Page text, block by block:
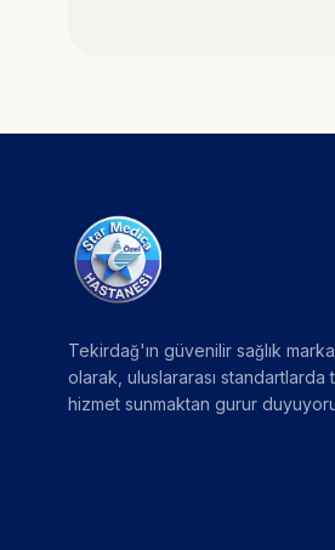
Tekirdağ'ın güvenilir sağlık
olarak, uluslararası standartlarda
hizmet sunmaktan gurur